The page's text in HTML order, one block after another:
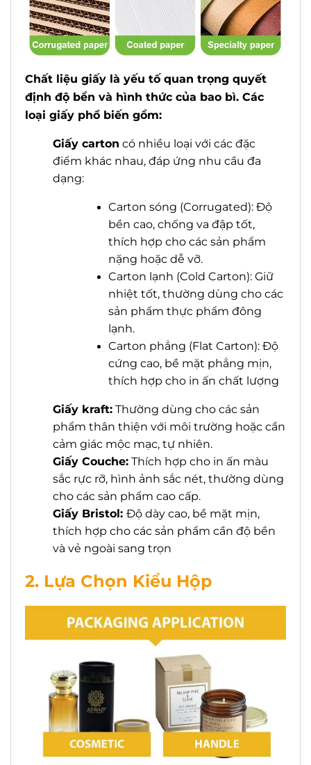
Chất liệu giấy là yếu tố quan trọng quyết
định độ bền và hình thức của bao bì. Các
loại giấy phổ biến gồm:
Giấy carton có nhiều loại với các đặc
điểm khác nhau, đáp ứng nhu cầu đa
dạng:
Carton sóng (Corrugated): Độ
bền cao, chống va đập tốt,
thích hợp cho các sản phẩm
nặng hoặc dễ vỡ.
Carton lạnh (Cold Carton): Giữ
nhiệt tốt, thường dùng cho các
sản phẩm thực phẩm đông
lạnh.
Carton phẳng (Flat Carton): Độ
cứng cao, bề mặt phẳng mịn,
thích hợp cho in ấn chất lượng
Giấy kraft: Thường dùng cho các sản
phẩm thân thiện với môi trường hoặc cần
cảm giác mộc mạc, tự nhiên.
Giấy Couche: Thích hợp cho in ấn màu
sắc rực rỡ, hình ảnh sắc nét, thường dùng
cho các sản phẩm cao cấp.
Giấy Bristol: Độ dày cao, bề mặt mịn,
thích hợp cho các sản phẩm cần độ bền
và vẻ ngoài sang trọn
2. Lựa Chọn Kiểu Hộp